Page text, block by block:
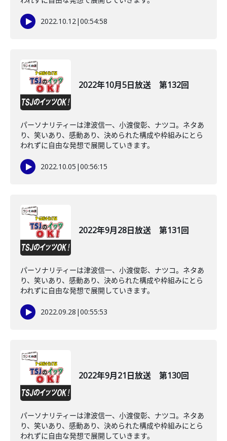
2022.10.12|00:54:58
2022年10月5日放送 第132回
パーソナリティーは津波信一、小渡俊彰、ナツコ。ネタあ
り、笑いあり、感動あり、決められた構成や枠組みにとら
われずに自由な発想で展開していきます。
2022.10.05 |00:56:15
2022年9月28日放送 第131回
パーソナリティーは津波信一、小渡俊彰、ナツコ。ネタあ
り、笑いあり、感動あり、決められた構成や枠組みにとら
われずに自由な発想で展開していきます。
2022.09.28 |00:55:53
2022年9月21日放送 第130回
パーソナリティーは津波信一、小渡俊彰、ナツコ。ネタあ
り、笑いあり、感動あり、決められた構成や枠組みにとら
われずに自由な発想で展開していきます。